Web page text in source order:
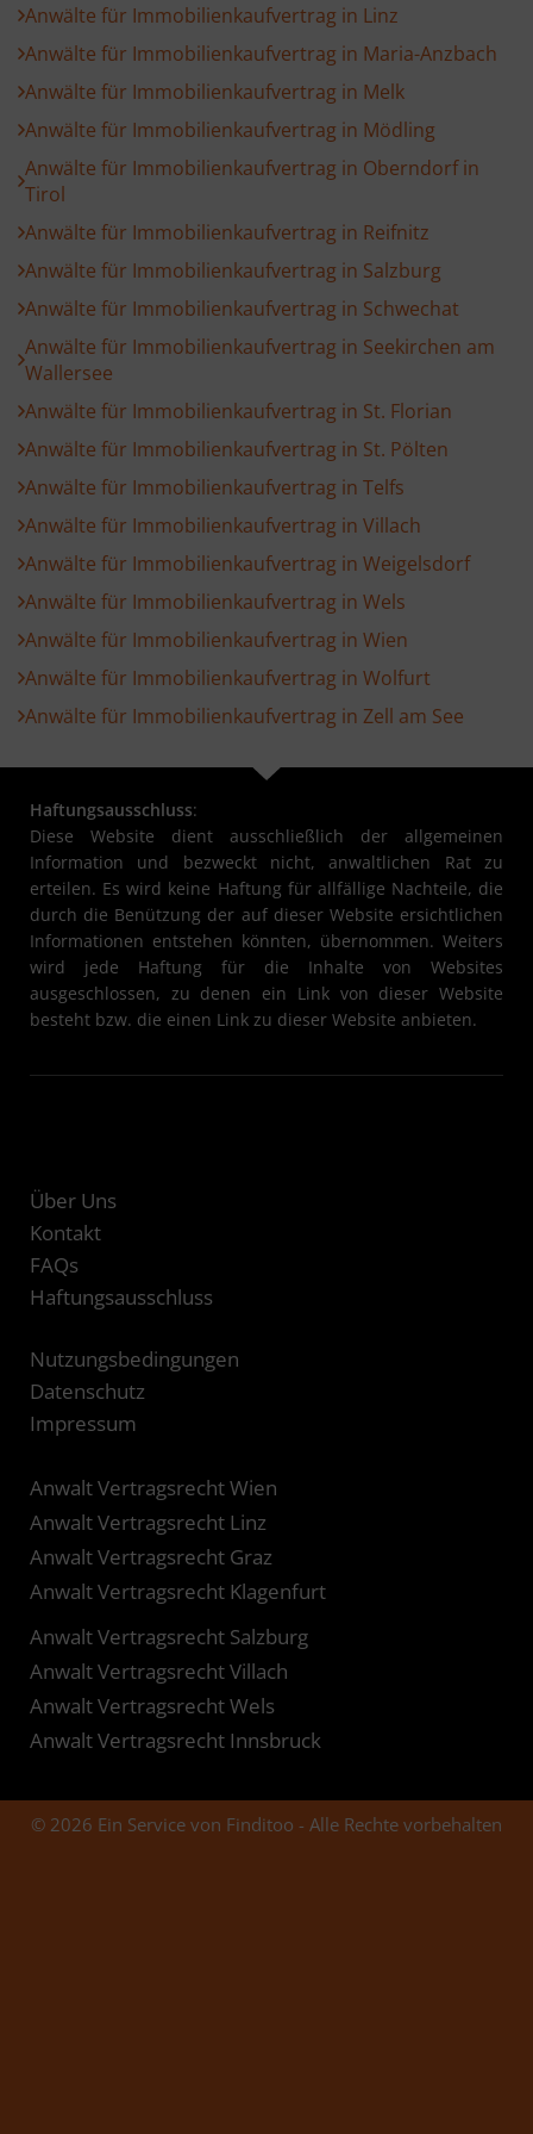
Anwälte für Immobilienkaufvertrag in Linz
Anwälte für Immobilienkaufvertrag in Maria-Anzbach
Anwälte für Immobilienkaufvertrag in Melk
Anwälte für Immobilienkaufvertrag in Mödling
Anwälte für Immobilienkaufvertrag in Oberndorf in
Tirol
Anwälte für Immobilienkaufvertrag in Reifnitz
Anwälte für Immobilienkaufvertrag in Salzburg
Anwälte für Immobilienkaufvertrag in Schwechat
Anwälte für Immobilienkaufvertrag in Seekirchen am
Wallersee
Anwälte für Immobilienkaufvertrag in St. Florian
Anwälte für Immobilienkaufvertrag in St. Pölten
Anwälte für Immobilienkaufvertrag in Telfs
Anwälte für Immobilienkaufvertrag in Villach
Anwälte für Immobilienkaufvertrag in Weigelsdorf
Anwälte für Immobilienkaufvertrag in Wels
Anwälte für Immobilienkaufvertrag in Wien
Anwälte für Immobilienkaufvertrag in Wolfurt
Anwälte für Immobilienkaufvertrag in Zell am See
Haftungsausschluss:
Diese Website dient ausschließlich der allgemeinen
Information und bezweckt nicht, anwaltlichen Rat zu
erteilen. Es wird keine Haftung für allfällige Nachteile, die
durch die Benützung der auf dieser Website ersichtlichen
Informationen entstehen könnten, übernommen. Weiters
wird jede Haftung für die Inhalte von Websites
ausgeschlossen, zu denen ein Link von dieser Website
besteht bzw. die einen Link zu dieser Website anbieten.
Über Uns
Kontakt
FAQs
Haftungsausschluss
Nutzungsbedingungen
Datenschutz
Impressum
Anwalt Vertragsrecht Wien
Anwalt Vertragsrecht Linz
Anwalt Vertragsrecht Graz
Anwalt Vertragsrecht Klagenfurt
Anwalt Vertragsrecht Salzburg
Anwalt Vertragsrecht Villach
Anwalt Vertragsrecht Wels
Anwalt Vertragsrecht Innsbruck
© 2026 Ein Service von Finditoo - Alle Rechte vorbehalten